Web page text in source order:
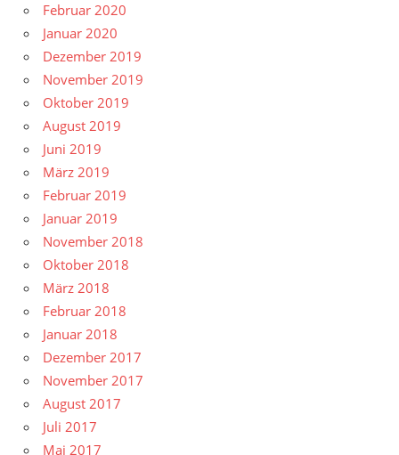
Februar 2020
Januar 2020
Dezember 2019
November 2019
Oktober 2019
August 2019
Juni 2019
März 2019
Februar 2019
Januar 2019
November 2018
Oktober 2018
März 2018
Februar 2018
Januar 2018
Dezember 2017
November 2017
August 2017
Juli 2017
Mai 2017